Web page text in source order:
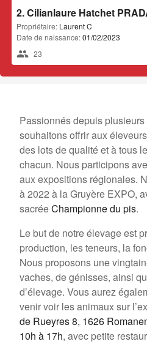
2. Cilianlaure Hatchet
Propriétaire: Laurent C
Date de naissance:01/02/2023
23
Passionnés depuis
souhaitons offrir aux
des lots de qualité et à tous
chacun. Nous participons
aux expositions régionales.
à 2022 à la Gruyère EXPO,
sacréeChampionne du pis.
Le but de notre élevage est
production, les teneurs, la
Nous proposons une
vaches, de génisses, ainsi
d’élevage. Vous aurez
venir voir les animaux sur
de Rueyres 8, 1626
10h à 17h, avec petite